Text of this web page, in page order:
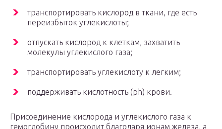
транспортировать кислород в ткани, где есть
переизбыток углекислоты;
отпускать кислород к клеткам, захватить
молекулы углекислого газа;
транспортировать углекислоту к легким;
поддерживать кислотность (ph) крови.
Присоединение кислорода и углекислого газа к
гемоглобину происходит благодаря ионам железа, а